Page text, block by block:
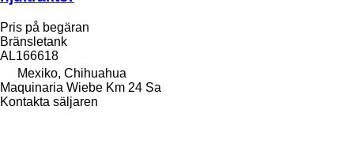
Pris på begäran
Bränsletank
AL166618
Mexiko, Chihuahua
Maquinaria Wiebe Km 24 Sa
Kontakta säljaren